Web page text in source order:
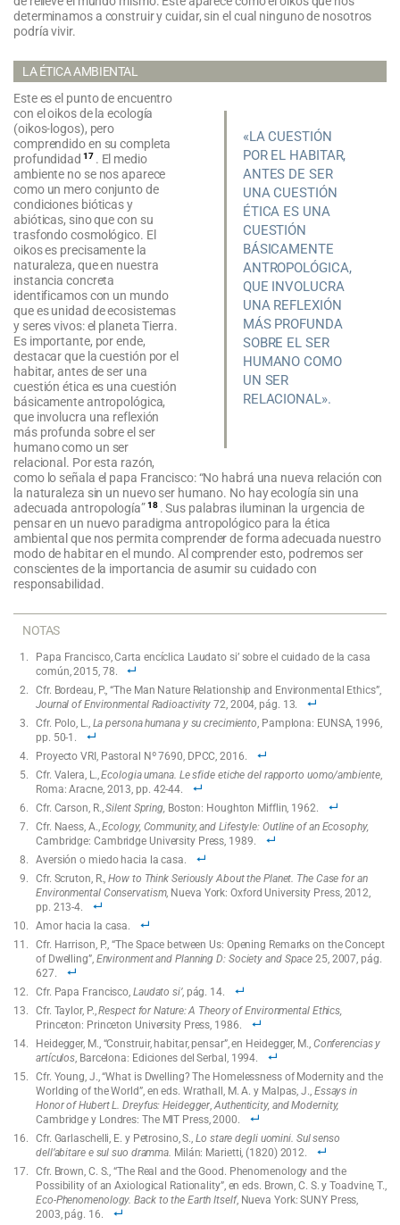
determinamos a construir y cuidar, sin el cual ninguno de nosotros
podría vivir.
LA ÉTICA AMBIENTAL
«LA CUESTIÓN
POR EL HABITAR,
ANTES DE SER
UNA CUESTIÓN
ÉTICA ES UNA
CUESTIÓN
BÁSICAMENTE
ANTROPOLÓGICA,
QUE INVOLUCRA
UNA REFLEXIÓN
MÁS PROFUNDA
SOBRE EL SER
HUMANO COMO
UN SER
RELACIONAL».
Este es el punto de encuentro
con el oikos de la ecología
(oikos-logos), pero
comprendido en su completa
profundidad 17 . El medio
ambiente no se nos aparece
como un mero conjunto de
condiciones bióticas y
abióticas, sino que con su
trasfondo cosmológico. El
oikos es precisamente la
naturaleza, que en nuestra
instancia concreta
identificamos con un mundo
que es unidad de ecosistemas
y seres vivos: el planeta Tierra.
Es importante, por ende,
destacar que la cuestión por el
habitar, antes de ser una
cuestión ética es una cuestión
básicamente antropológica,
que involucra una reflexión
más profunda sobre el ser
humano como un ser
relacional. Por esta razón,
como lo señala el papa Francisco: “No habrá una nueva relación con
la naturaleza sin un nuevo ser humano. No hay ecología sin una
adecuada antropología”18 . Sus palabras iluminan la urgencia de
pensar en un nuevo paradigma antropológico para la ética
ambiental que nos permita comprender de forma adecuada nuestro
modo de habitar en el mundo. Al comprender esto, podremos ser
conscientes de la importancia de asumir su cuidado con
responsabilidad.
NOTAS
Papa Francisco, Carta encíclica Laudato si’ sobre el cuidado de la casa
común, 2015, 78.
Cfr. Bordeau, P., “The Man Nature Relationship and Environmental Ethics”,
Journal of Environmental Radioactivity 72, 2004, pág. 13.
Cfr. Polo, L., La persona humana y su crecimiento, Pamplona: EUNSA, 1996,
pp. 50-1.
Proyecto VRI, Pastoral Nº 7690, DPCC, 2016.
Cfr. Valera, L.,Ecologia umana. Le sfide etiche del rapporto uomo/ambiente,
Roma: Aracne, 2013, pp. 42-44.
Cfr. Carson, R.,Silent Spring, Boston: Houghton Mifflin, 1962.
Cfr. Naess, A.,Ecology, Community, and Lifestyle: Outline of an Ecosophy,
Cambridge: Cambridge University Press, 1989.
Aversión o miedo hacia la casa.
Cfr. Scruton, R.,How to Think Seriously About the Planet. The Case for an
Environmental Conservatism, Nueva York: Oxford University Press, 2012,
pp. 213-4.
Amor hacia la casa.
Cfr. Harrison, P., “The Space between Us: Opening Remarks on the Concept
of Dwelling”, Environment and Planning D: Society and Space25, 2007, pág.
627.
Cfr. Papa Francisco, Laudato si’, pág. 14.
Cfr. Taylor, P.,Respect for Nature: A Theory of Environmental Ethics,
Princeton: Princeton University Press, 1986.
Heidegger, M., “Construir, habitar, pensar”, en Heidegger, M., Conferencias y
artículos, Barcelona: Ediciones del Serbal, 1994.
Cfr. Young, J., “What is Dwelling? The Homelessness of Modernity and the
Worlding of the World”, en eds. Wrathall, M. A. y Malpas, J., Essays in
Honor of Hubert L. Dreyfus: Heidegger,Authenticity, and Modernity,
Cambridge y Londres: The MIT Press, 2000.
Cfr. Garlaschelli, E. y Petrosino, S.,Lo stare degli uomini. Sul senso
dell’abitare e sul suo dramma. Milán: Marietti, (1820) 2012.
Cfr. Brown, C. S., “The Real and the Good. Phenomenology and the
Possibility of an Axiological Rationality”, en eds. Brown, C. S. y Toadvine, T.,
Eco-Phenomenology. Back to the Earth Itself, Nueva York: SUNY Press,
2003, pág. 16.